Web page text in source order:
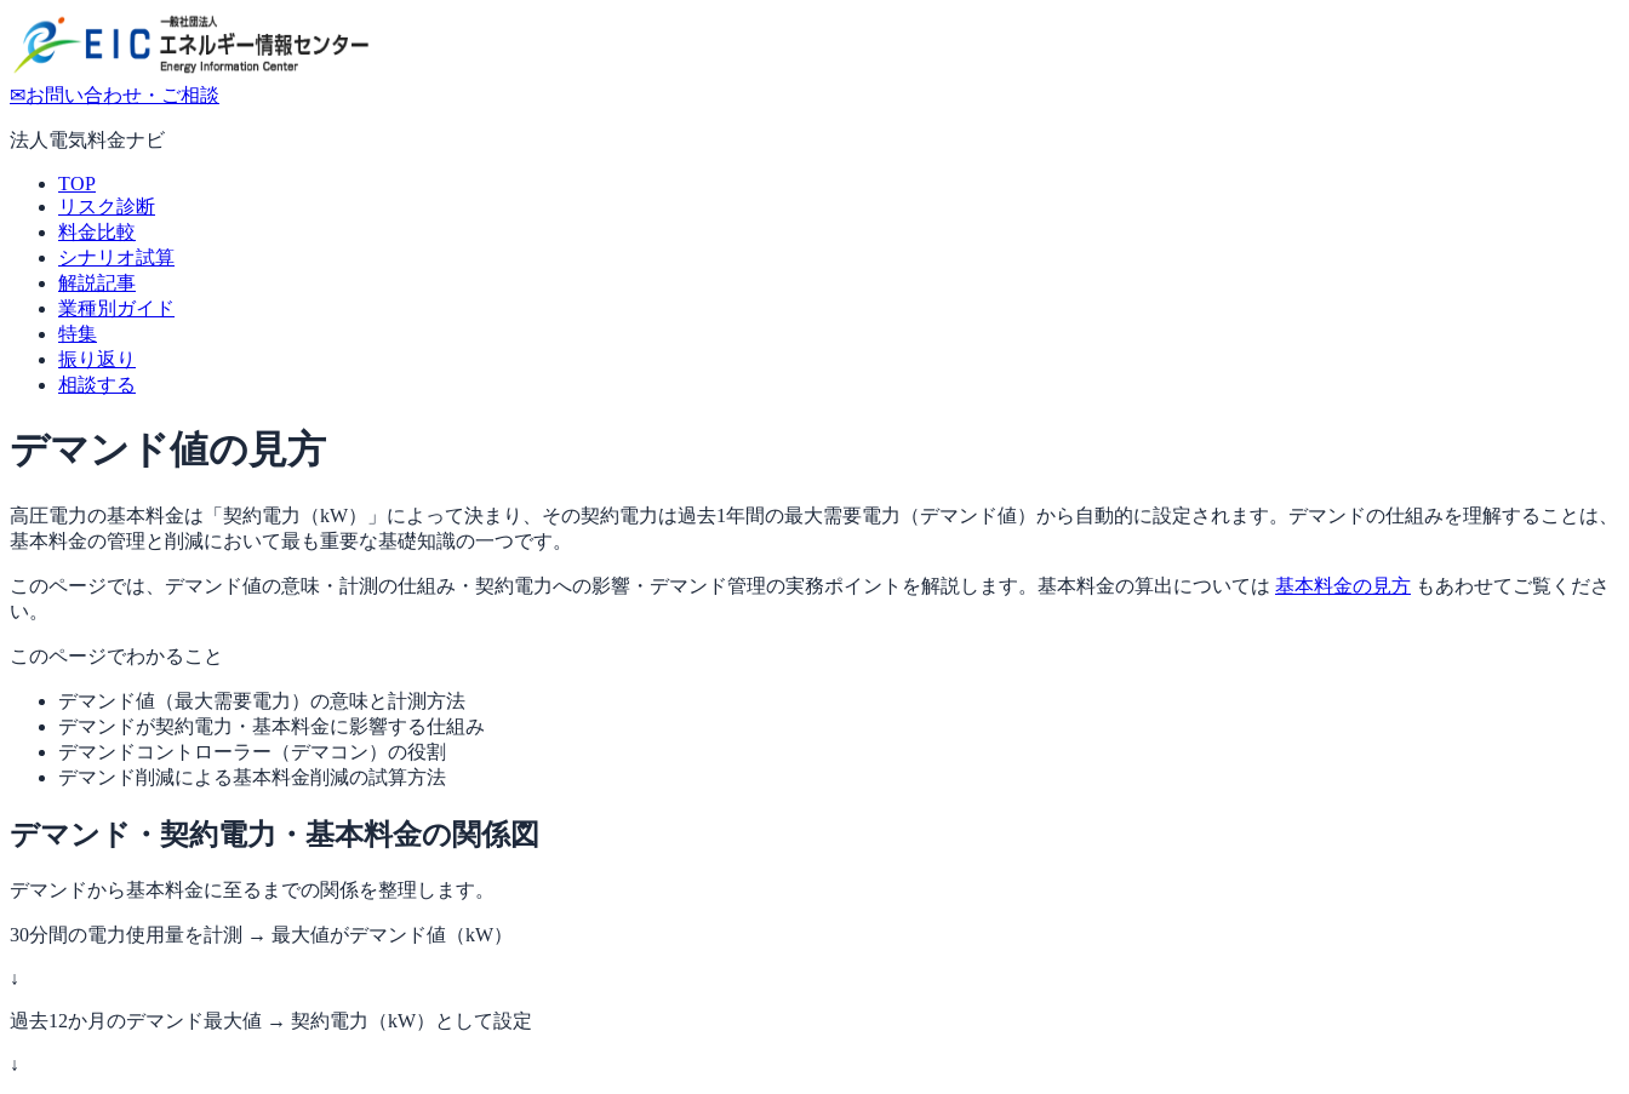
✉お問い合わせ・ご相談
法人電気料金ナビ
TOP
リスク診断
料金比較
シナリオ試算
解説記事
業種別ガイド
特集
振り返り
相談する
デマンド値の見方
高圧電力の基本料金は「契約電力（kW）」によって決まり、その契約電力は過去1年間の最大需要電力（デマンド値）から自動的に設定されます。デマンドの仕組みを理解することは、
基本料金の管理と削減において最も重要な基礎知識の一つです。
このページでは、デマンド値の意味・計測の仕組み・契約電力への影響・デマンド管理の実務ポイントを解説します。基本料金の算出については 基本料金の見方 もあわせてご覧くださ
い。
このページでわかること
デマンド値（最大需要電力）の意味と計測方法
デマンドが契約電力・基本料金に影響する仕組み
デマンドコントローラー（デマコン）の役割
デマンド削減による基本料金削減の試算方法
デマンド・契約電力・基本料金の関係図
デマンドから基本料金に至るまでの関係を整理します。
30分間の電力使用量を計測 → 最大値がデマンド値（kW）
↓
過去12か月のデマンド最大値 → 契約電力（kW）として設定
↓